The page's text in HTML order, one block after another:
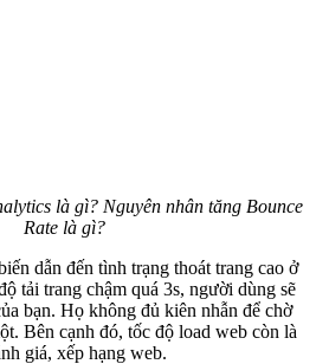
là gì? Nguyên nhân tăng Bounce
Rate là gì?
dẫn đến tình trạng thoát trang cao ở
tải trang chậm quá 3s, người dùng sẽ
bạn. Họ không đủ kiên nhẫn để chờ
Bên cạnh đó, tốc độ load web còn là
giá, xếp hạng web.